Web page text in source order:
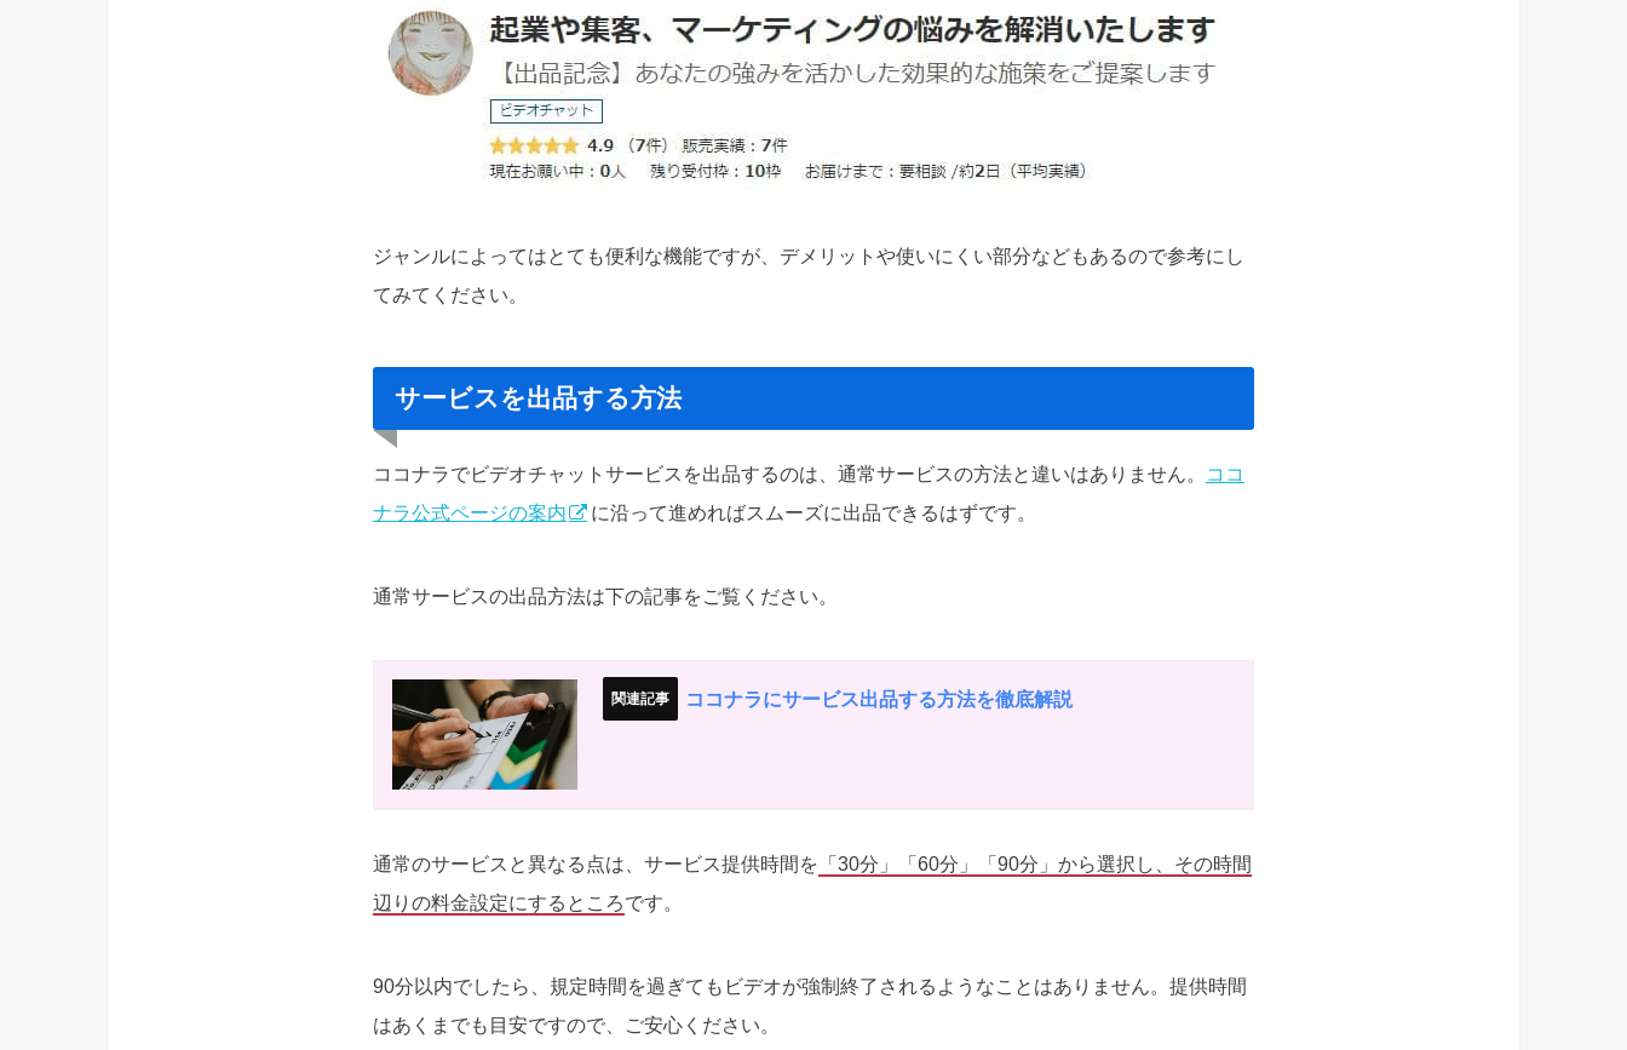
ジャンルによってはとても便利な機能ですが、デメリットや使いにくい部分などもあるので参考にし
てみてください。
サービスを出品する方法
ココナラでビデオチャットサービスを出品するのは、通常サービスの方法と違いはありません。
ココ
ナラ公式ページの案内
に沿って進めればスムーズに出品できるはずです。
通常サービスの出品方法は下の記事をご覧ください。
ココナラにサービス出品する方法を徹底解説
通常のサービスと異なる点は、サービス提供時間を 「30分」「60分」「90分」から選択し、その時間
辺りの料金設定にするところです。
90分以内でしたら、規定時間を過ぎてもビデオが強制終了されるようなことはありません。提供時間
はあくまでも目安ですので、ご安心ください。